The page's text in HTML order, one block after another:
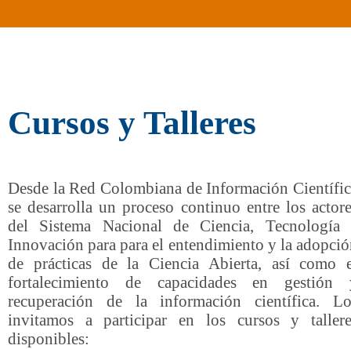
Cursos y Talleres
Desde la Red Colombiana de Información
se desarrolla un proceso continuo entre los
del Sistema Nacional de Ciencia, Tecnología
Innovación para para el entendimiento y la
de prácticas de la Ciencia Abierta, así como
fortalecimiento de capacidades en gestión
recuperación de la información científica.
invitamos a participar en los cursos y
disponibles: